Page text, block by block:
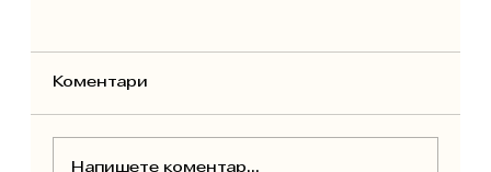
Коментари
Напишете коментар...